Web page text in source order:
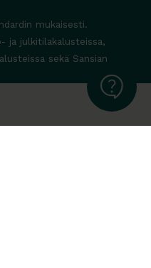
mukaisesti.
ja julkitilakalusteissa,
sekä Sansian